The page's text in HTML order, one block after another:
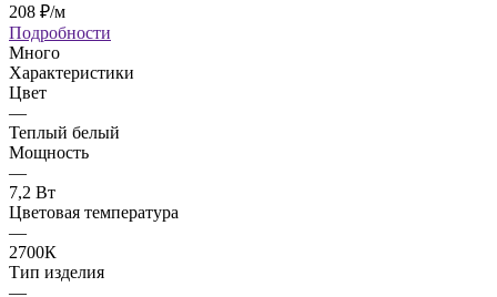
208 ₽/м
Подробности
Много
Характеристики
Цвет
—
Теплый белый
Мощность
—
7,2 Вт
Цветовая температура
—
2700К
Тип изделия
—